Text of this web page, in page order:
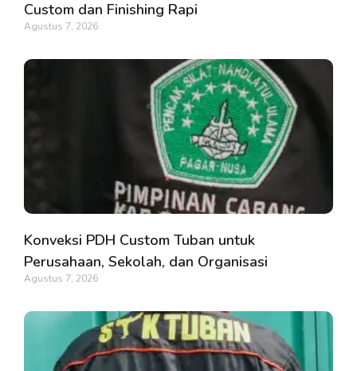
Custom dan Finishing Rapi
Agustus 7, 2026
Konveksi PDH Custom Tuban untuk
Perusahaan, Sekolah, dan Organisasi
Agustus 7, 2026